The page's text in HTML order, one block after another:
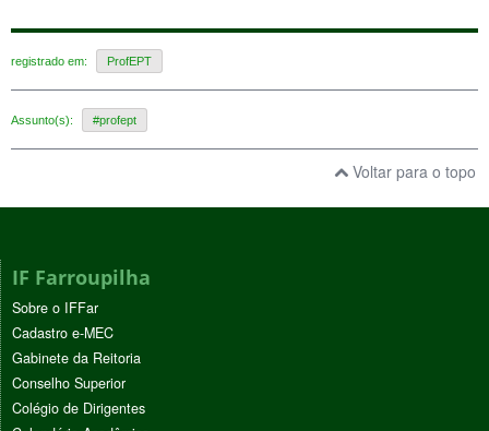
registrado em: ProfEPT
Assunto(s): #profept
Voltar para o topo
IF Farroupilha
Sobre o IFFar
Cadastro e-MEC
Gabinete da Reitoria
Conselho Superior
Colégio de Dirigentes